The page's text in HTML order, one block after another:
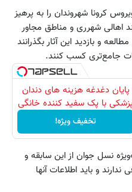
کرونا شهروندان را به پرهیز
اهالی شهرری و مناطق مجاور
و بازدید این آثار بگذرانند
جامع‌تری کسب کنند.
پایان دغدغه هزینه های دندان
با پک سفید کننده خانگی
تخفیف ویژه!
نسل جوان از این سابقه و
و باید اطلاعات آنها